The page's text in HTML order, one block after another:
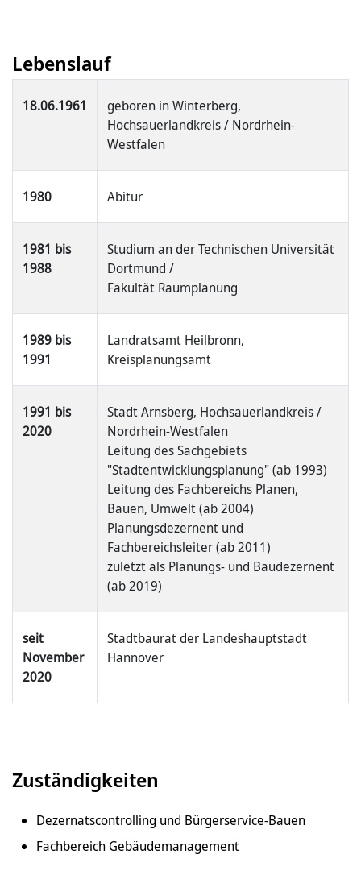
Lebenslauf
18.06.1961
geboren in Winterberg,
Hochsauerlandkreis / Nordrhein-
Westfalen
1980 Abitur
1981 bis
1988
Studium an der Technischen Universität
Dortmund /
Fakultät Raumplanung
1989 bis
1991
Landratsamt Heilbronn,
Kreisplanungsamt
1991 bis
2020
Stadt Arnsberg, Hochsauerlandkreis /
Nordrhein-Westfalen
Leitung des Sachgebiets
"Stadtentwicklungsplanung" (ab 1993)
Leitung des Fachbereichs Planen,
Bauen, Umwelt (ab 2004)
Planungsdezernent und
Fachbereichsleiter (ab 2011)
zuletzt als Planungs- und Baudezernent
(ab 2019)
seit
November
2020
Stadtbaurat der Landeshauptstadt
Hannover
Zuständigkeiten
Dezernatscontrolling und Bürgerservice-Bauen
Fachbereich Gebäudemanagement